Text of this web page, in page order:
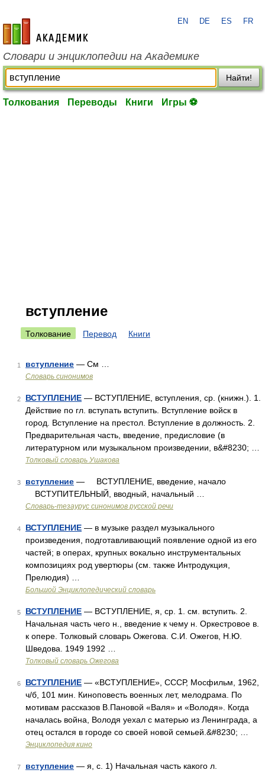
academic.ru
EN DE ES FR
Словари и энциклопедии на Академике
Найти!
Толкования Переводы Книги Игры ⚽
вступление
Толкование Перевод Книги
1 вступление — См …
Словарь синонимов
2 ВСТУПЛЕНИЕ — ВСТУПЛЕНИЕ, вступления, ср. (книжн.). 1.
Действие по гл. вступать вступить. Вступление войск в
город. Вступление на престол. Вступление в должность. 2.
Предварительная часть, введение, предисловие (в
литературном или музыкальном произведении, в&#8230; …
Толковый словарь Ушакова
3 вступление — ВСТУПЛЕНИЕ, введение, начало
ВСТУПИТЕЛЬНЫЙ, вводный, начальный …
Словарь-тезаурус синонимов русской речи
4 ВСТУПЛЕНИЕ — в музыке раздел музыкального
произведения, подготавливающий появление одной из его
частей; в операх, крупных вокально инструментальных
композициях род увертюры (см. также Интродукция,
Прелюдия) …
Большой Энциклопедический словарь
5 ВСТУПЛЕНИЕ — ВСТУПЛЕНИЕ, я, ср. 1. см. вступить. 2.
Начальная часть чего н., введение к чему н. Оркестровое в.
к опере. Толковый словарь Ожегова. С.И. Ожегов, Н.Ю.
Шведова. 1949 1992 …
Толковый словарь Ожегова
6 ВСТУПЛЕНИЕ — «ВСТУПЛЕНИЕ», СССР, Мосфильм, 1962,
ч/б, 101 мин. Киноповесть военных лет, мелодрама. По
мотивам рассказов В.Пановой «Валя» и «Володя». Когда
началась война, Володя уехал с матерью из Ленинграда, а
отец остался в городе со своей новой семьей.&#8230; …
Энциклопедия кино
7 вступление — я, с. 1) Начальная часть какого л.